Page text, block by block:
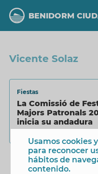
contenido
principal
BENIDORM
Vicente Solaz
Fiestas
La Comissió de
Majors Patronals
inicia su andadura
Usamos cookies
para reconocer
hábitos de
contenido.